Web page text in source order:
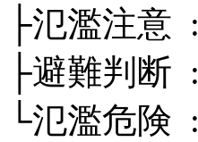
├氾濫注意 :
├避難判断 :
└氾濫危険 :